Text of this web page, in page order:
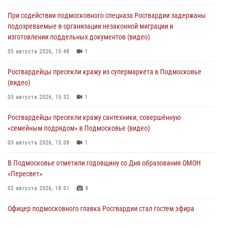
При содействии подмосковного спецназа Росгвардии задержаны
подозреваемые в организации незаконной миграции и
изготовлении поддельных документов (видео)
05 августа 2026, 15:48 1
Росгвардейцы пресекли кражу из супермаркета в Подмосковье
(видео)
03 августа 2026, 15:32 1
Росгвардейцы пресекли кражу сантехники, совершённую
«семейным подрядом» в Подмосковье (видео)
03 августа 2026, 15:08 1
В Подмосковье отметили годовщину со Дня образования ОМОН
«Пересвет»
02 августа 2026, 18:01 8
Офицер подмосковного главка Росгвардии стал гостем эфира